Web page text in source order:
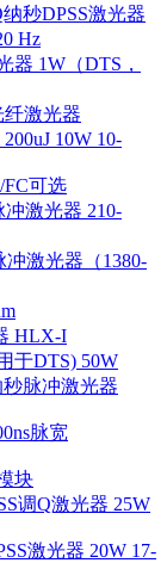
秒DPSS激光器
Hz
器 1W（DTS，
纤激光器
10W 10-
FC可选
激光器 210-
激光器（1380-
HLX-I
于DTS) 50W
脉冲激光器
脉宽
块
调Q激光器 25W
激光器 20W 17-